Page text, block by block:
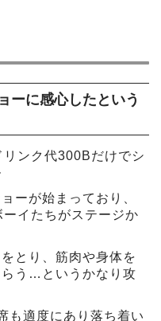
ーに感心したという
ンク代300Bだけでシ
ーが始まっており、
イたちがステージか
とり、筋肉や身体を
う…というかなり攻
も適度にあり落ち着い